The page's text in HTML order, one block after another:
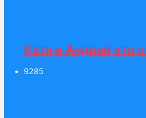
Катя и Андрей кто
9285